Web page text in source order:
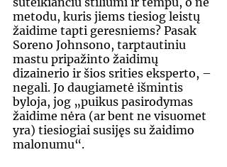
metodu, kuris jiems tiesiog leistų
žaidime tapti geresniems? Pasak
Soreno Johnsono, tarptautiniu
mastu pripažinto žaidimų
dizainerio ir šios srities eksperto, –
negali. Jo daugiametė išmintis
byloja, jog „puikus pasirodymas
žaidime nėra (ar bent ne visuomet
yra) tiesiogiai susijęs su žaidimo
malonumu“.